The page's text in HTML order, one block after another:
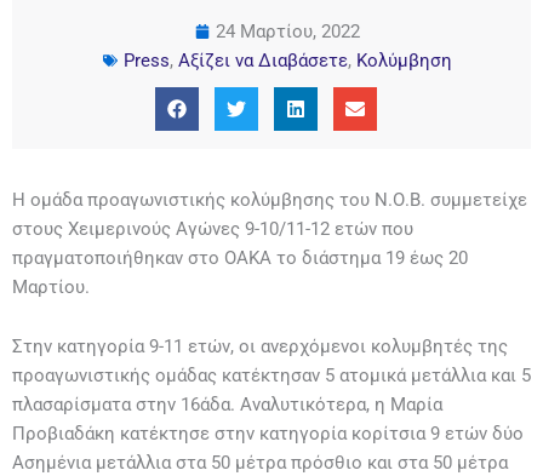
24 Μαρτίου, 2022
Press, Αξίζει να Διαβάσετε, Κολύμβηση
Η ομάδα προαγωνιστικής κολύμβησης του Ν.Ο.Β. συμμετείχε
στους Χειμερινούς Αγώνες 9-10/11-12 ετών που
πραγματοποιήθηκαν στο ΟΑΚΑ το διάστημα 19 έως 20
Μαρτίου.
Στην κατηγορία 9-11 ετών, οι ανερχόμενοι κολυμβητές της
προαγωνιστικής ομάδας κατέκτησαν 5 ατομικά μετάλλια και 5
πλασαρίσματα στην 16άδα. Αναλυτικότερα, η Μαρία
Προβιαδάκη κατέκτησε στην κατηγορία κορίτσια 9 ετών δύο
Ασημένια μετάλλια στα 50 μέτρα πρόσθιο και στα 50 μέτρα